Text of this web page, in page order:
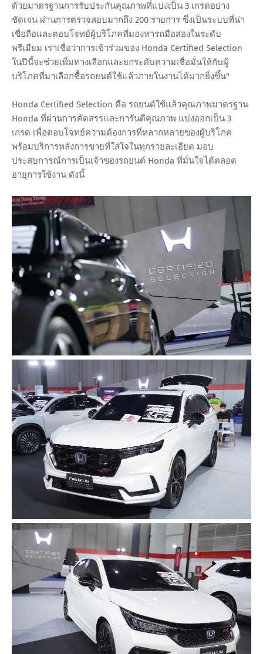
ด้วยมาตรฐานการรับประกันคุณภาพที่แบ่งเป็น 3 เกรดอย่าง
ชัดเจน ผ่านการตรวจสอบมากถึง 200 รายการ ซึ่งเป็นระบบที่น่า
เชื่อถือและตอบโจทย์ผู้บริโภคที่มองหารถมือสองในระดับ
พรีเมียม เราเชื่อว่าการเข้าร่วมของ Honda Certified Selection
ในปีนี้จะช่วยเพิ่มทางเลือกและยกระดับความเชื่อมั่นให้กับผู้
บริโภคที่มาเลือกซื้อรถยนต์ใช้แล้วภายในงานได้มากยิ่งขึ้น"
Honda Certified Selection คือ รถยนต์ใช้แล้วคุณภาพมาตรฐาน
Honda ที่ผ่านการคัดสรรและการันตีคุณภาพ แบ่งออกเป็น 3
เกรด เพื่อตอบโจทย์ความต้องการที่หลากหลายของผู้บริโภค
พร้อมบริการหลังการขายที่ใส่ใจในทุกรายละเอียด มอบ
ประสบการณ์การเป็นเจ้าของรถยนต์ Honda ที่มั่นใจได้ตลอด
อายุการใช้งาน ดังนี้